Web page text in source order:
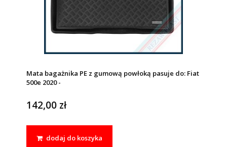
Mata bagażnika PE z gumową powłoką pasuje do: Fiat
500e 2020 -
142,00 zł
dodaj do koszyka